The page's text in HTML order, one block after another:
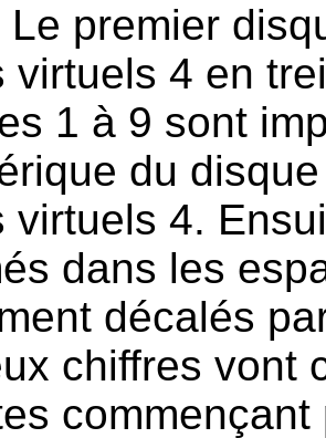
Le premier
virtuels 4 en
1 à 9 sont
du
virtuels 4.
dans les
décalés
chiffres vont